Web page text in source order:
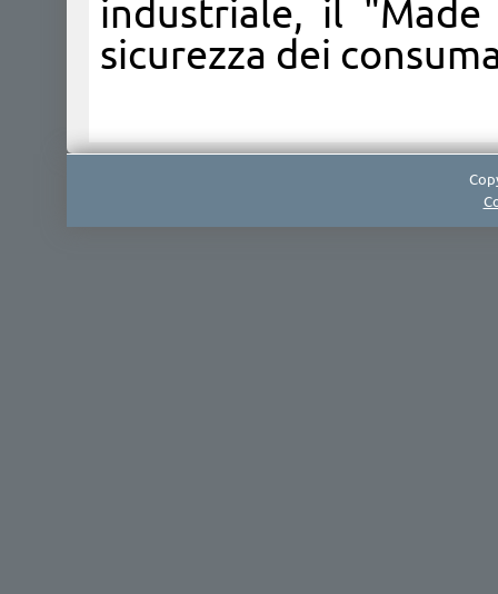
industriale, il
sicurezza dei